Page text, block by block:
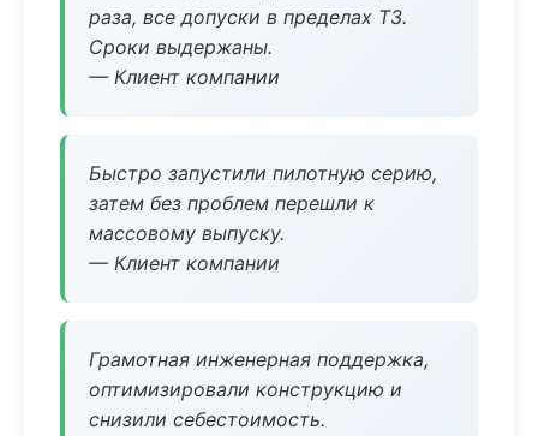
раза, все допуски в пределах ТЗ.
Сроки выдержаны.
— Клиент компании
Быстро запустили пилотную серию,
затем без проблем перешли к
массовому выпуску.
— Клиент компании
Грамотная инженерная поддержка,
оптимизировали конструкцию и
снизили себестоимость.